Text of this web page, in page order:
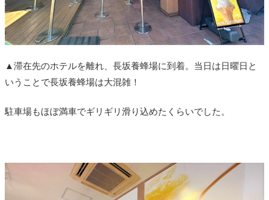
▲滞在先のホテルを離れ、長坂養蜂場に到着。当日は日曜日と
いうことで長坂養蜂場は大混雑！
駐車場もほぼ満車でギリギリ滑り込めたくらいでした。